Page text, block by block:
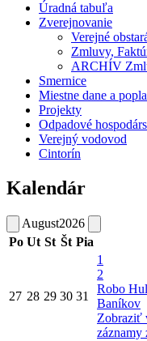
Úradná tabuľa
Zverejnovanie
Verejné
Zmluvy,
ARCHÍV
Smernice
Miestne dane a
Projekty
Odpadové
Verejný vodovod
Cintorín
Kalendár
August2026
Po Ut St Št Pia
27 28 29 30 31
1
2
Robo
Baníkov
Zobraziť
záznamy